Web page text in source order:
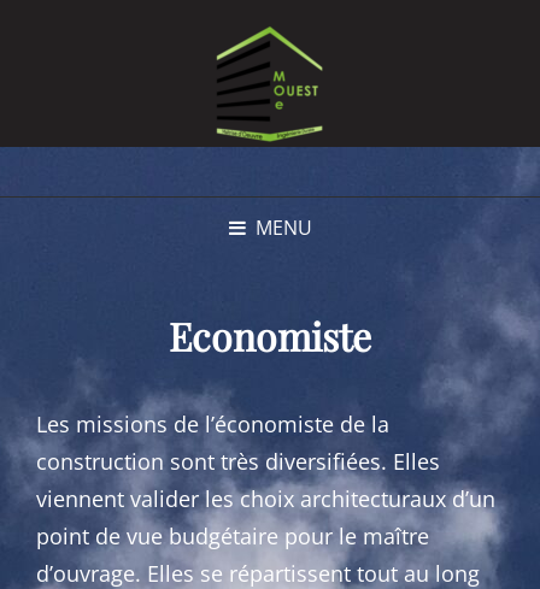
MENU
Economiste
Les missions de l’économiste de la
construction sont très diversifiées. Elles
viennent valider les choix architecturaux d’un
point de vue budgétaire pour le maître
d’ouvrage. Elles se répartissent tout au long